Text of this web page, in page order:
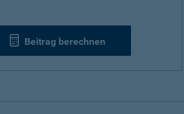
Beitrag berechnen